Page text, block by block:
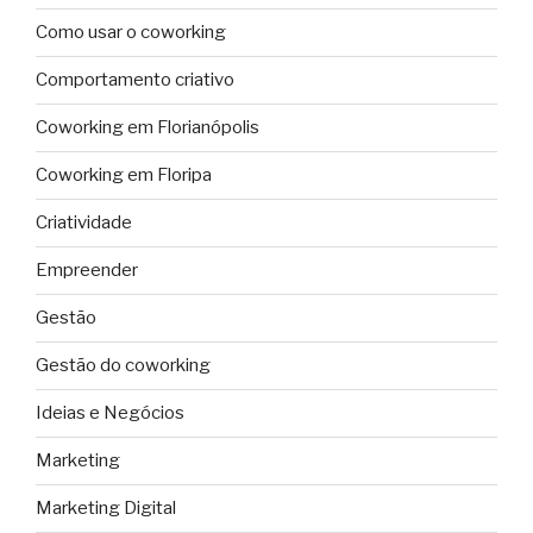
Como usar o coworking
Comportamento criativo
Coworking em Florianópolis
Coworking em Floripa
Criatividade
Empreender
Gestão
Gestão do coworking
Ideias e Negócios
Marketing
Marketing Digital